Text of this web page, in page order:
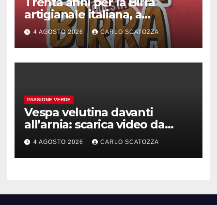
artigianale italiana, a
Pomigliano d’arco evento
celebrativo con birra speciale
4 AGOSTO 2026 CARLO SCATOZZA
PASSIONE VERDE
Vespa velutina davanti
all’arnia: scarica video da
TikTok prima che il post
sparisca
4 AGOSTO 2026 CARLO SCATOZZA